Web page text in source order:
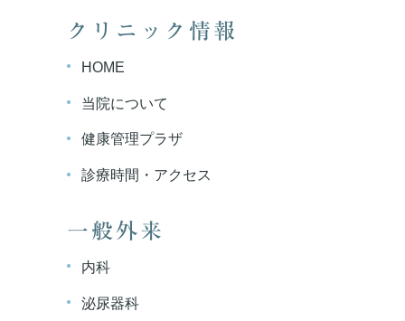
クリニック情報
HOME
当院について
健康管理プラザ
診療時間・アクセス
一般外来
内科
泌尿器科